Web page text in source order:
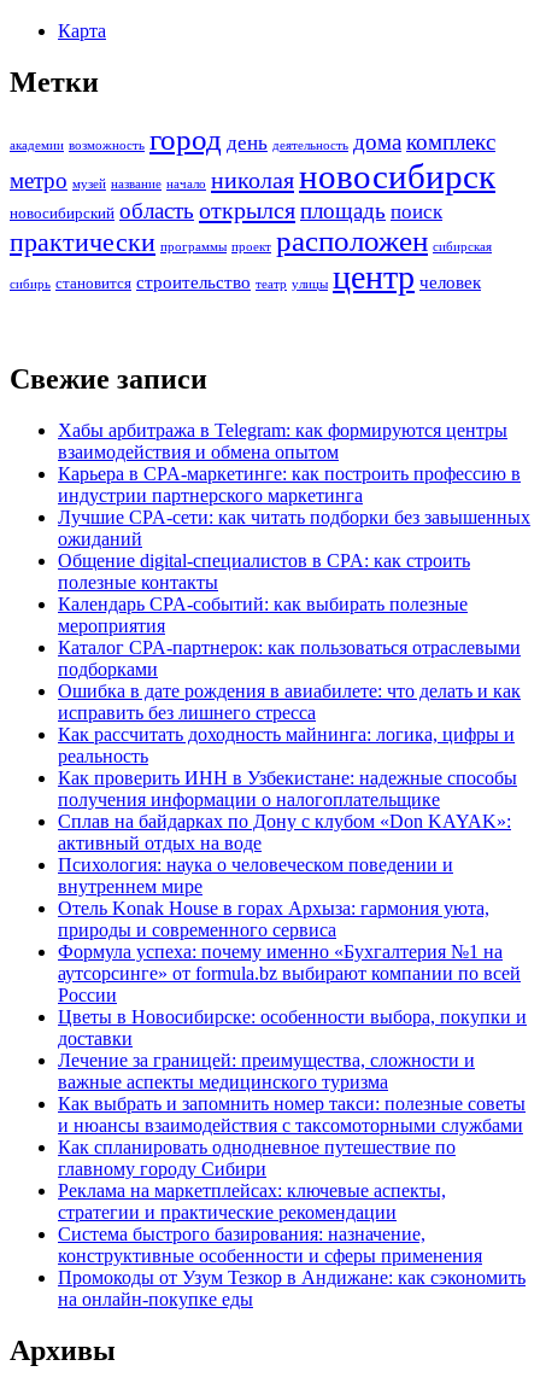
Карта
Метки
академии возможность город день деятельность домакомплекс
метро музей название начало николаяновосибирск
новосибирский область открылсяплощадь поиск
практически программы проект расположен сибирская
сибирь становится строительство театр улицы центр человек
Свежие записи
Хабы арбитража в Telegram: как формируются центры
взаимодействия и обмена опытом
Карьера в CPA-маркетинге: как построить профессию в
индустрии партнерского маркетинга
Лучшие CPA-сети: как читать подборки без завышенных
ожиданий
Общение digital-специалистов в CPA: как строить
полезные контакты
Календарь CPA-событий: как выбирать полезные
мероприятия
Каталог CPA-партнерок: как пользоваться отраслевыми
подборками
Ошибка в дате рождения в авиабилете: что делать и как
исправить без лишнего стресса
Как рассчитать доходность майнинга: логика, цифры и
реальность
Как проверить ИНН в Узбекистане: надежные способы
получения информации о налогоплательщике
Сплав на байдарках по Дону с клубом «Don KAYAK»:
активный отдых на воде
Психология: наука о человеческом поведении и
внутреннем мире
Отель Konak House в горах Архыза: гармония уюта,
природы и современного сервиса
Формула успеха: почему именно «Бухгалтерия №1 на
аутсорсинге» от formula.bz выбирают компании по всей
России
Цветы в Новосибирске: особенности выбора, покупки и
доставки
Лечение за границей: преимущества, сложности и
важные аспекты медицинского туризма
Как выбрать и запомнить номер такси: полезные советы
и нюансы взаимодействия с таксомоторными службами
Как спланировать однодневное путешествие по
главному городу Сибири
Реклама на маркетплейсах: ключевые аспекты,
стратегии и практические рекомендации
Система быстрого базирования: назначение,
конструктивные особенности и сферы применения
Промокоды от Узум Тезкор в Андижане: как сэкономить
на онлайн-покупке еды
Архивы